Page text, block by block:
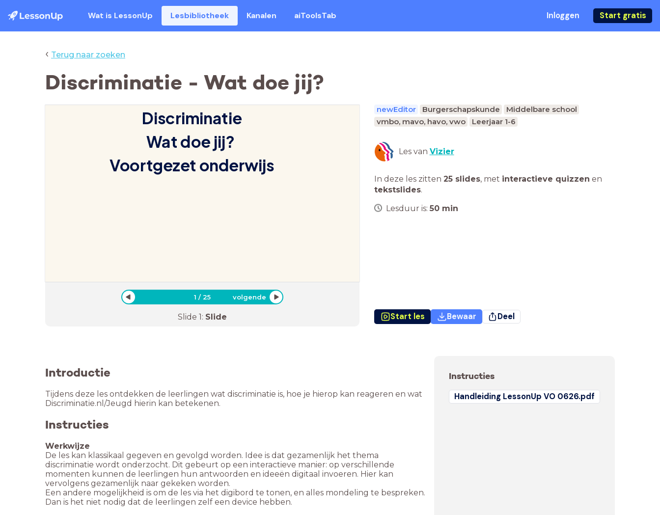
Wat is LessonUp Lesbibliotheek Kanalen aiToolsTab Inloggen Start gratis
‹ Terug naar zoeken
Discriminatie - Wat doe jij?
Discriminatie
Wat doe jij?
Voortgezet onderwijs
1 /25 volgende
Slide 1: Slide
newEditor Burgerschapskunde
Middelbare school
vmbo, mavo, havo, vwo
Leerjaar 1-6
Les van Vizier
In deze les zitten 25 slides, met interactieve quizzen en
tekstslides.
Lesduur is: 50 min
Start les Bewaar Deel
Introductie
Tijdens deze les ontdekken de leerlingen wat discriminatie is, hoe je hierop kan reageren en wat
Discriminatie.nl/Jeugd hierin kan betekenen.
Instructies
Werkwijze
De les kan klassikaal gegeven en gevolgd worden. Idee is dat gezamenlijk het thema
discriminatie wordt onderzocht. Dit gebeurt op een interactieve manier: op verschillende
momenten kunnen de leerlingen hun antwoorden en ideeën digitaal invoeren. Hier kan
vervolgens gezamenlijk naar gekeken worden.
Een andere mogelijkheid is om de les via het digibord te tonen, en alles mondeling te bespreken.
Dan is het niet nodig dat de leerlingen zelf een device hebben.
Instructies
Handleiding LessonUp VO 0626.pdf